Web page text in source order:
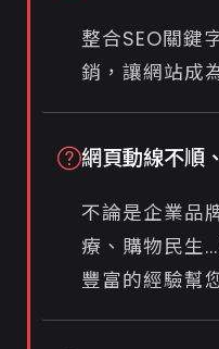
整合SEO關鍵
銷，讓網站成
網頁動線不順
不論是企業品
療、購物民生
豐富的經驗幫